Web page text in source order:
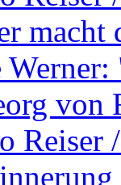
macht
von
Reiser